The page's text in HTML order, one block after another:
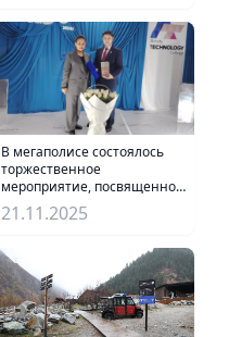
В мегаполисе состоялось
торжественное
мероприятие, посвященное
50-летнему юбилею
Алматинского
21.11.2025